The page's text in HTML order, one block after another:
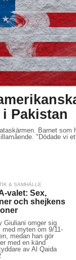
Pakistan
Barnet som
"Dödade vi
& SAMHÄLLE
valet: Sex,
och shejkens
Giuliani omger sig
med myten om 9/11-
medan han gör
med en känd
av Al Qaida